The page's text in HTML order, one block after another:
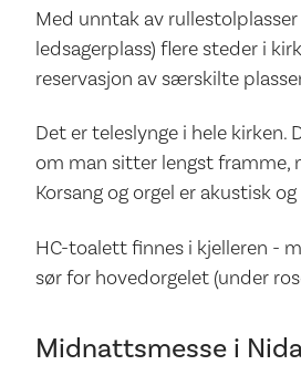
Med unntak av
ledsagerplass) flere steder i
reservasjon av særskilte
Det er teleslynge i hele kirken.
om man sitter lengst framme,
Korsang og orgel er akustisk
HC-toalett finnes i kjelleren -
sør for hovedorgelet (under
Midnattsmesse i